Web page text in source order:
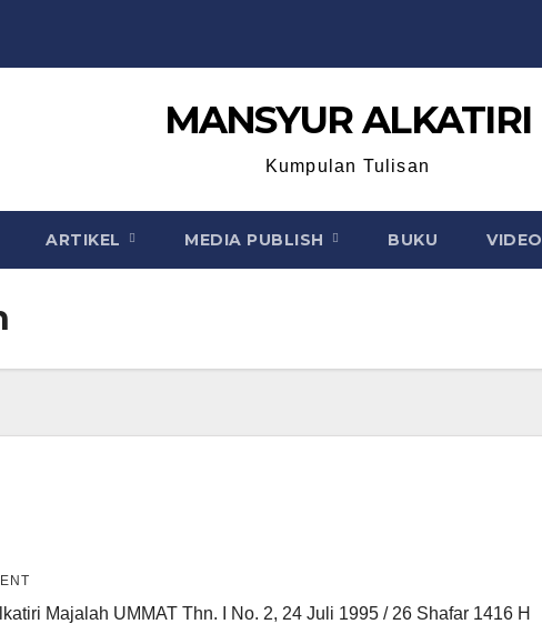
MANSYUR ALKATIRI
Kumpulan Tulisan
ARTIKEL MEDIA PUBLISH BUKU VIDEO
Majalah UMMAT Thn. I No. 2, 24 Juli 1995 / 26 Shafar 1416 H